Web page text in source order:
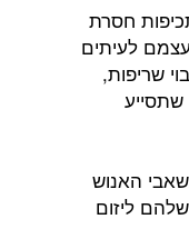
חסרת
לעיתים
שריפות,
האנוש
ליזום